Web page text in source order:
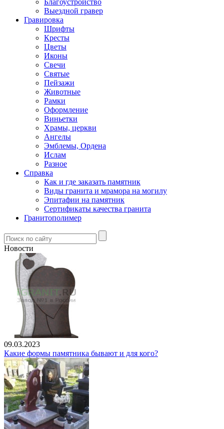
Благоустройство
Выездной гравер
Гравировка
Шрифты
Кресты
Цветы
Иконы
Свечи
Святые
Пейзажи
Животные
Рамки
Оформление
Виньетки
Храмы, церкви
Ангелы
Эмблемы, Ордена
Ислам
Разное
Справка
Как и где заказать памятник
Виды гранита и мрамора на могилу
Эпитафии на памятник
Сертификаты качества гранита
Гранитополимер
Новости
09.03.2023
Какие формы памятника бывают и для кого?